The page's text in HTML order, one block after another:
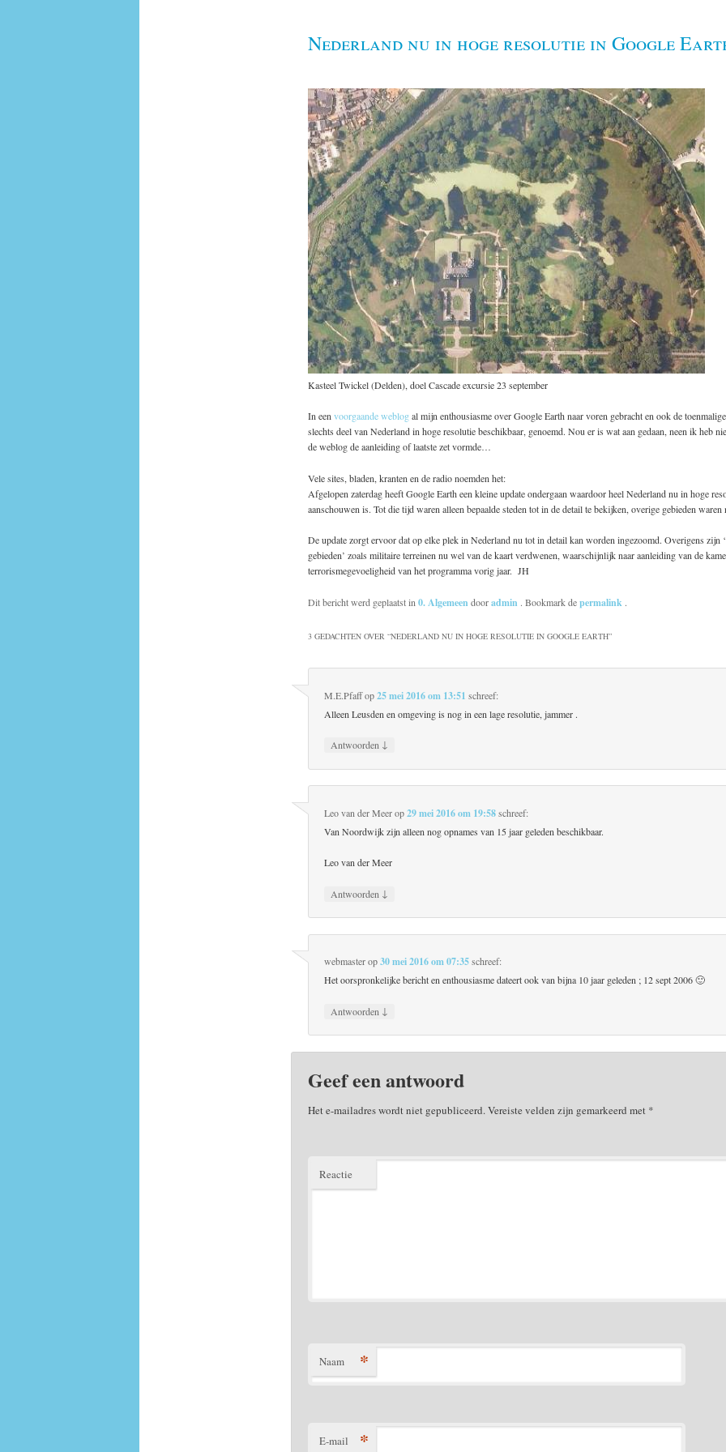
Nederland nu in hoge resolutie in Google
Kasteel Twickel (Delden), doel Cascade excursie 23 september
In eenvoorgaande weblogal mijn enthousiasme over Google Earth naar voren gebracht en ook de
slechts deel van Nederland in hoge resolutie beschikbaar, genoemd. Nou er is wat aan gedaan, neen ik heb
de weblog de aanleiding of laatste zet vormde…
Vele sites, bladen, kranten en de radio noemden het:
Afgelopen zaterdag heeft Google Earth een kleine update ondergaan waardoor heel Nederland nu in hoge
aanschouwen is. Tot die tijd waren alleen bepaalde steden tot in de detail te bekijken, overige gebieden
De update zorgt ervoor dat op elke plek in Nederland nu tot in detail kan worden ingezoomd. Overigens zijn
gebieden’ zoals militaire terreinen nu wel van de kaart verdwenen, waarschijnlijk naar aanleiding van de
terrorismegevoeligheid van het programma vorig jaar. JH
Dit bericht werd geplaatst in 0. Algemeen dooradmin . Bookmark depermalink .
3 GEDACHTEN OVER “NEDERLAND NU IN HOGE RESOLUTIE IN GOOGLE EARTH”
M.E.Pfaffop25 mei 2016 om 13:51 schreef:
Alleen Leusden en omgeving is nog in een lage resolutie, jammer .
Antwoorden ↓
Leo van der Meerop29 mei 2016 om 19:58 schreef:
Van Noordwijk zijn alleen nog opnames van 15 jaar geleden beschikbaar.
Leo van der Meer
Antwoorden ↓
webmasterop30 mei 2016 om 07:35 schreef:
Het oorspronkelijke bericht en enthousiasme dateert ook van bijna 10 jaar geleden ; 12 sept 2006 🙂
Antwoorden ↓
Geef een antwoord
Het e-mailadres wordt niet gepubliceerd.Vereiste velden zijn gemarkeerd met *
Reactie
Naam *
E-mail *